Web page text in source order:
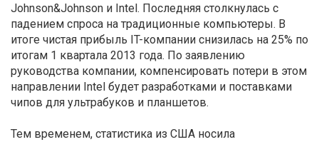
Johnson&Johnson и Intel. Последняя столкнулась с
падением спроса на традиционные компьютеры. В
итоге чистая прибыль IT-компании снизилась на 25% по
итогам 1 квартала 2013 года. По заявлению
руководства компании, компенсировать потери в этом
направлении Intel будет разработками и поставками
чипов для ультрабуков и планшетов.
Тем временем, статистика из США носила